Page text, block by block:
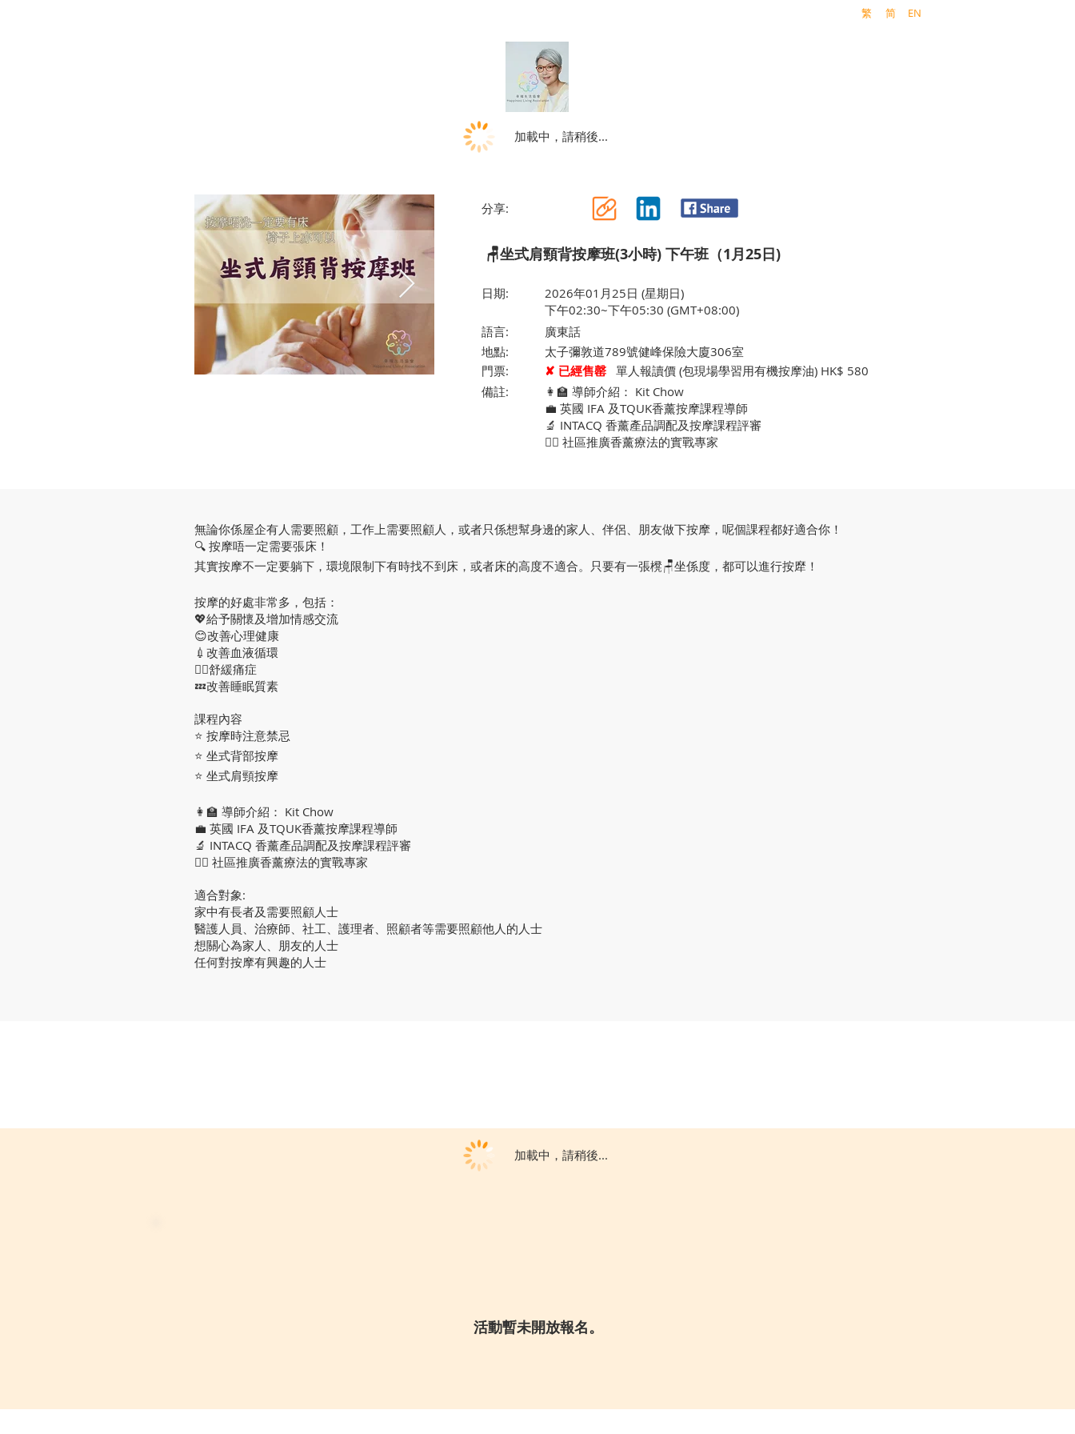
繁 简 EN
加載中，請稍後...
分享:
🪑坐式肩頸背按摩班(3小時) 下午班（1月25日)
日期:
語言:
地點:
門票:
備註:
2026年01月25日 (星期日)
下午02:30~下午05:30 (GMT+08:00)
廣東話
太子彌敦道789號健峰保險大廈306室
✘ 已經售罄 單人報讀價 (包現場學習用有機按摩油) HK$ 580
👩‍🏫 導師介紹： Kit Chow
💼 英國 IFA 及TQUK香薰按摩課程導師
🔬 INTACQ 香薰產品調配及按摩課程評審
👩‍⚕️ 社區推廣香薰療法的實戰專家
無論你係屋企有人需要照顧，工作上需要照顧人，或者只係想幫身邊的家人、伴侶、朋友做下按摩，呢個課程都好適合你！
🔍 按摩唔一定需要張床！
其實按摩不一定要躺下，環境限制下有時找不到床，或者床的高度不適合。只要有一張櫈🪑坐係度，都可以進行按犘！
按摩的好處非常多，包括：
💖給予關懷及增加情感交流
😊改善心理健康
💉改善血液循環
💆‍♂️舒緩痛症
💤改善睡眠質素
課程內容
⭐ 按摩時注意禁忌
⭐ 坐式背部按摩
⭐ 坐式肩頸按摩
👩‍🏫 導師介紹： Kit Chow
💼 英國 IFA 及TQUK香薰按摩課程導師
🔬 INTACQ 香薰產品調配及按摩課程評審
👩‍⚕️ 社區推廣香薰療法的實戰專家
適合對象:
家中有長者及需要照顧人士
醫護人員、治療師、社工、護理者、照顧者等需要照顧他人的人士
想關心為家人、朋友的人士
任何對按摩有興趣的人士
加載中，請稍後...
活動暫未開放報名。